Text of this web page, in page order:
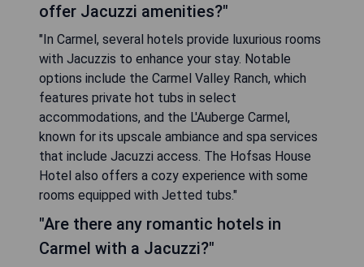
offer Jacuzzi amenities?"
"In Carmel, several hotels provide luxurious rooms
with Jacuzzis to enhance your stay. Notable
options include the Carmel Valley Ranch, which
features private hot tubs in select
accommodations, and the L'Auberge Carmel,
known for its upscale ambiance and spa services
that include Jacuzzi access. The Hofsas House
Hotel also offers a cozy experience with some
rooms equipped with Jetted tubs."
"Are there any romantic hotels in
Carmel with a Jacuzzi?"